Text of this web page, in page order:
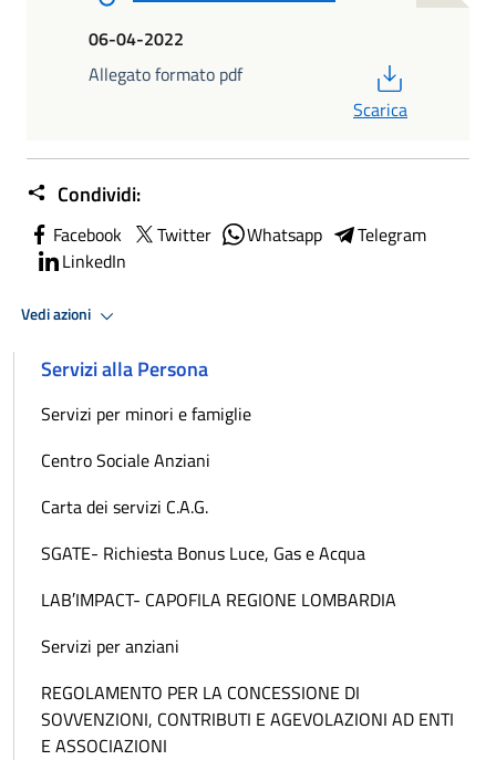
06-04-2022
Allegato formato pdf
Scarica
Condividi:
Facebook Twitter Whatsapp
Telegram
LinkedIn
Vedi azioni
Servizi alla Persona
Servizi per minori e famiglie
Centro Sociale Anziani
Carta dei servizi C.A.G.
SGATE- Richiesta Bonus Luce, Gas e Acqua
LAB′IMPACT- CAPOFILA REGIONE LOMBARDIA
Servizi per anziani
REGOLAMENTO PER LA CONCESSIONE DI
SOVVENZIONI, CONTRIBUTI E AGEVOLAZIONI AD ENTI
E ASSOCIAZIONI